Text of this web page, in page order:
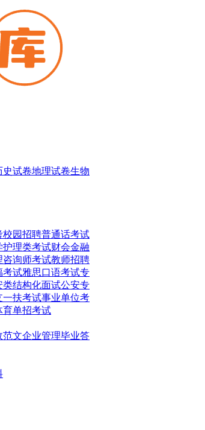
史试卷地理试卷生物
校园招聘普通话考试
护理类考试财会金融
咨询师考试教师招聘
考试雅思口语考试专
类结构化面试公安专
一扶考试事业单位考
育单招考试
范文企业管理毕业答